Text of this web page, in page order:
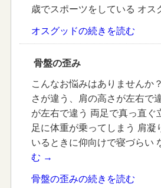
歳でスポーツをしている オス
オスグッドの続きを読む
骨盤の歪み
こんなお悩みはありませんか
さが違う、肩の高さが左右で
が左右で違う 両足で真っ直ぐ
足に体重が乗ってしまう 肩凝
いるときに仰向けで寝づらい
む →
骨盤の歪みの続きを読む